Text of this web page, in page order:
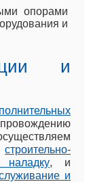
опорами
и
и
строительно-
наладку, и
и